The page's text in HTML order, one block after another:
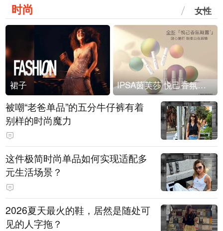
时尚 女性
裙子 IPSA茵芙莎 悦己香氛凝露上市
被嘲“老爸单品”的五分牛仔裤有着
别样的时尚魔力
这件极简时尚单品如何实现适配多
元生活场景？
2026夏天最火的鞋，居然是随处可
见的人字拖？